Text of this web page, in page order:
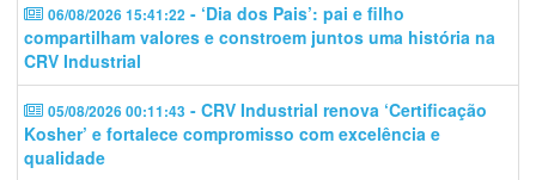
06/08/2026 15:41:22 - ‘Dia dos Pais’: pai e filho
compartilham valores e constroem juntos uma história na
CRV Industrial
05/08/2026 00:11:43 - CRV Industrial renova ‘Certificação
Kosher’ e fortalece compromisso com excelência e
qualidade